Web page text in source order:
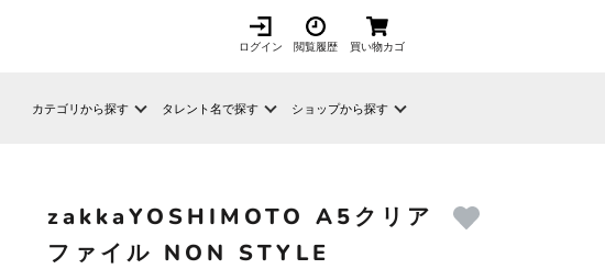
ログイン 閲覧履歴 買い物カゴ
カテゴリから探す タレント名で探す ショップから探す
zakkaYOSHIMOTO A5クリア
ファイル NON STYLE